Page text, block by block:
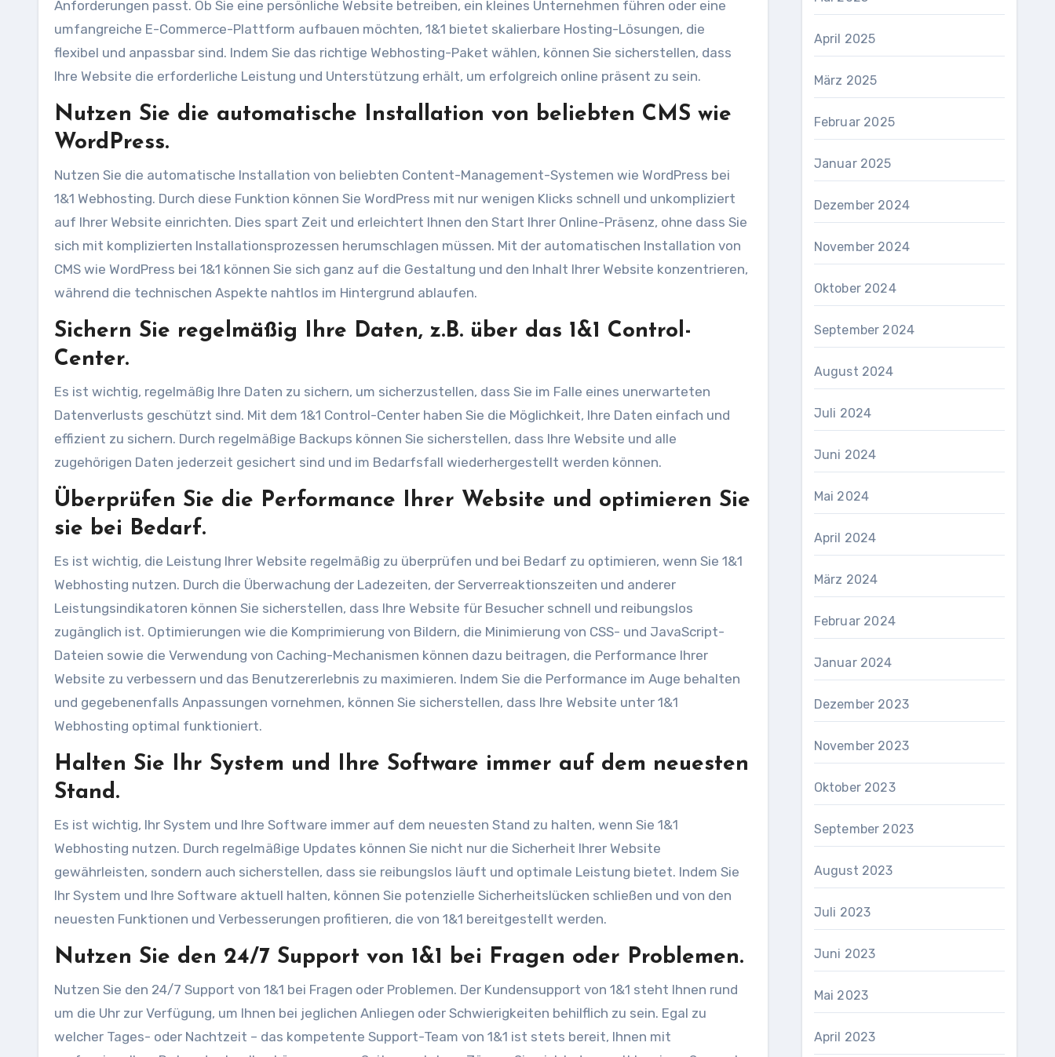
Anforderungen passt. Ob Sie eine persönliche Website betreiben, ein kleines Unternehmen führen oder eine
umfangreiche E-Commerce-Plattform aufbauen möchten, 1&1 bietet skalierbare Hosting-Lösungen, die
flexibel und anpassbar sind. Indem Sie das richtige Webhosting-Paket wählen, können Sie sicherstellen, dass
Ihre Website die erforderliche Leistung und Unterstützung erhält, um erfolgreich online präsent zu sein.
Nutzen Sie die automatische Installation von beliebten CMS wie
WordPress.
Nutzen Sie die automatische Installation von beliebten Content-Management-Systemen wie WordPress bei
1&1 Webhosting. Durch diese Funktion können Sie WordPress mit nur wenigen Klicks schnell und unkompliziert
auf Ihrer Website einrichten. Dies spart Zeit und erleichtert Ihnen den Start Ihrer Online-Präsenz, ohne dass Sie
sich mit komplizierten Installationsprozessen herumschlagen müssen. Mit der automatischen Installation von
CMS wie WordPress bei 1&1 können Sie sich ganz auf die Gestaltung und den Inhalt Ihrer Website konzentrieren,
während die technischen Aspekte nahtlos im Hintergrund ablaufen.
Sichern Sie regelmäßig Ihre Daten, z.B. über das 1&1 Control-
Center.
Es ist wichtig, regelmäßig Ihre Daten zu sichern, um sicherzustellen, dass Sie im Falle eines unerwarteten
Datenverlusts geschützt sind. Mit dem 1&1 Control-Center haben Sie die Möglichkeit, Ihre Daten einfach und
effizient zu sichern. Durch regelmäßige Backups können Sie sicherstellen, dass Ihre Website und alle
zugehörigen Daten jederzeit gesichert sind und im Bedarfsfall wiederhergestellt werden können.
Überprüfen Sie die Performance Ihrer Website und optimieren Sie
sie bei Bedarf.
Es ist wichtig, die Leistung Ihrer Website regelmäßig zu überprüfen und bei Bedarf zu optimieren, wenn Sie 1&1
Webhosting nutzen. Durch die Überwachung der Ladezeiten, der Serverreaktionszeiten und anderer
Leistungsindikatoren können Sie sicherstellen, dass Ihre Website für Besucher schnell und reibungslos
zugänglich ist. Optimierungen wie die Komprimierung von Bildern, die Minimierung von CSS- und JavaScript-
Dateien sowie die Verwendung von Caching-Mechanismen können dazu beitragen, die Performance Ihrer
Website zu verbessern und das Benutzererlebnis zu maximieren. Indem Sie die Performance im Auge behalten
und gegebenenfalls Anpassungen vornehmen, können Sie sicherstellen, dass Ihre Website unter 1&1
Webhosting optimal funktioniert.
Halten Sie Ihr System und Ihre Software immer auf dem neuesten
Stand.
Es ist wichtig, Ihr System und Ihre Software immer auf dem neuesten Stand zu halten, wenn Sie 1&1
Webhosting nutzen. Durch regelmäßige Updates können Sie nicht nur die Sicherheit Ihrer Website
gewährleisten, sondern auch sicherstellen, dass sie reibungslos läuft und optimale Leistung bietet. Indem Sie
Ihr System und Ihre Software aktuell halten, können Sie potenzielle Sicherheitslücken schließen und von den
neuesten Funktionen und Verbesserungen profitieren, die von 1&1 bereitgestellt werden.
Nutzen Sie den 24/7 Support von 1&1 bei Fragen oder Problemen.
Nutzen Sie den 24/7 Support von 1&1 bei Fragen oder Problemen. Der Kundensupport von 1&1 steht Ihnen rund
um die Uhr zur Verfügung, um Ihnen bei jeglichen Anliegen oder Schwierigkeiten behilflich zu sein. Egal zu
welcher Tages- oder Nachtzeit – das kompetente Support-Team von 1&1 ist stets bereit, Ihnen mit
April 2025
März 2025
Februar 2025
Januar 2025
Dezember 2024
November 2024
Oktober 2024
September 2024
August 2024
Juli 2024
Juni 2024
Mai 2024
April 2024
März 2024
Februar 2024
Januar 2024
Dezember 2023
November 2023
Oktober 2023
September 2023
August 2023
Juli 2023
Juni 2023
Mai 2023
April 2023